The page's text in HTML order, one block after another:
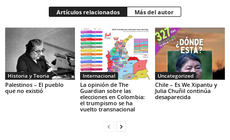
Artículos relacionados Más del autor
Historia y Teoria
Palestinos – El pueblo
que no existió
Internacional
La opinión de The
Guardian sobre las
elecciones en Colombia:
el trumpismo se ha
vuelto transnacional
Uncategorized
Chile – Es We Xipantu y
Julia Chuñil continúa
desaparecida